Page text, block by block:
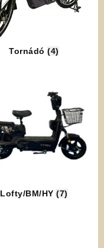
Tornádó(4)
Lofty/BM/HY(7)